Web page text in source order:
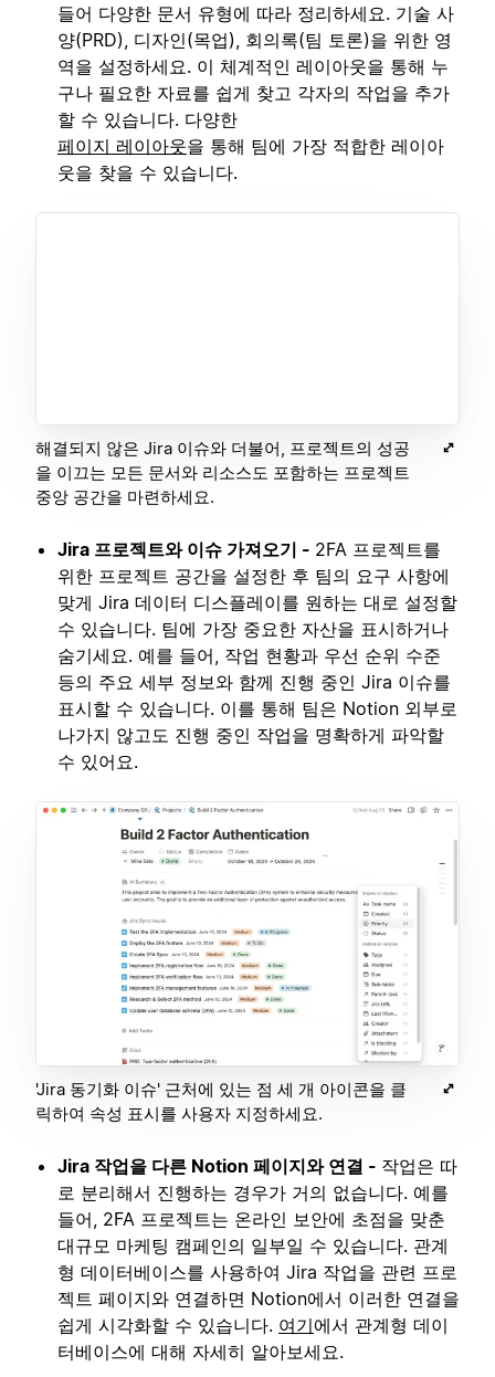
들어 다양한 문서 유형에 따라 정리하세요. 기술 사
양(PRD), 디자인(목업), 회의록(팀 토론)을 위한 영
역을 설정하세요. 이 체계적인 레이아웃을 통해 누
구나 필요한 자료를 쉽게 찾고 각자의 작업을 추가
할 수 있습니다. 다양한
페이지 레이아웃을 통해 팀에 가장 적합한 레이아
웃을 찾을 수 있습니다.
해결되지 않은 Jira 이슈와 더불어, 프로젝트의 성공
을 이끄는 모든 문서와 리소스도 포함하는 프로젝트
중앙 공간을 마련하세요.
Jira 프로젝트와 이슈 가져오기 - 2FA 프로젝트를
위한 프로젝트 공간을 설정한 후 팀의 요구 사항에
맞게 Jira 데이터 디스플레이를 원하는 대로 설정할
수 있습니다. 팀에 가장 중요한 자산을 표시하거나
숨기세요. 예를 들어, 작업 현황과 우선 순위 수준
등의 주요 세부 정보와 함께 진행 중인 Jira 이슈를
표시할 수 있습니다. 이를 통해 팀은 Notion 외부로
나가지 않고도 진행 중인 작업을 명확하게 파악할
수 있어요.
'Jira 동기화 이슈' 근처에 있는 점 세 개 아이콘을 클
릭하여 속성 표시를 사용자 지정하세요.
Jira 작업을 다른 Notion 페이지와 연결 - 작업은 따
로 분리해서 진행하는 경우가 거의 없습니다. 예를
들어, 2FA 프로젝트는 온라인 보안에 초점을 맞춘
대규모 마케팅 캠페인의 일부일 수 있습니다. 관계
형 데이터베이스를 사용하여 Jira 작업을 관련 프로
젝트 페이지와 연결하면 Notion에서 이러한 연결을
쉽게 시각화할 수 있습니다. 여기에서 관계형 데이
터베이스에 대해 자세히 알아보세요.